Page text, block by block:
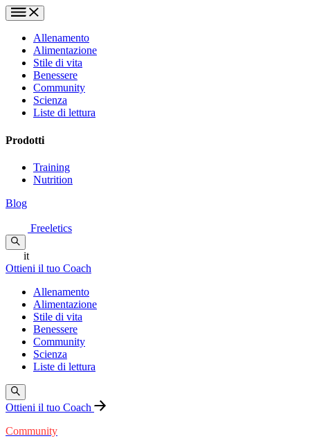
Allenamento
Alimentazione
Stile di vita
Benessere
Community
Scienza
Liste di lettura
Prodotti
Training
Nutrition
Blog
Freeletics
it
Ottieni il tuo Coach
Allenamento
Alimentazione
Stile di vita
Benessere
Community
Scienza
Liste di lettura
Ottieni il tuo Coach
Community